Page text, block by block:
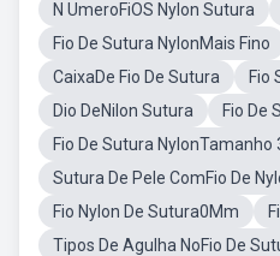
N UmeroFiOS Nylon Sutura
Fio De Sutura NylonMais Fino
CaixaDe Fio De Sutura
Fio
Dio DeNilon Sutura
Fio De
Fio De Sutura NylonTamanho
Sutura De Pele ComFio De
Fio Nylon De Sutura0Mm
Tipos De Agulha NoFio De